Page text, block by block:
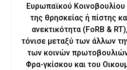
Ευρωπαϊκού Κοινοβουλίου
της θρησκείας ή πίστης
ανεκτικότητα (FoRB &
τόνισε μεταξύ των άλλων
των κοινών
Φρα-γκίσκου και του